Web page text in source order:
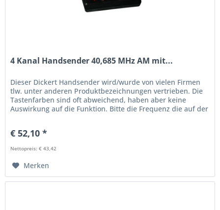
4 Kanal Handsender 40,685 MHz AM mit...
Dieser Dickert Handsender wird/wurde von vielen Firmen
tlw. unter anderen Produktbezeichnungen vertrieben. Die
Tastenfarben sind oft abweichend, haben aber keine
Auswirkung auf die Funktion. Bitte die Frequenz die auf der
€ 52,10 *
Nettopreis: € 43,42
Merken